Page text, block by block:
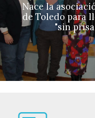
Nace la
de Toledo para
"sin